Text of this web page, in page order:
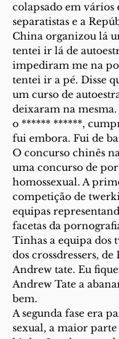
colapsado em vários
separatistas e a
China organizou lá
tentei ir lá de
impediram me na
tentei ir a pé. Disse
um curso de
deixaram na
o ****** ******,
fui embora. Fui de
O concurso chinês
uma concurso de
homossexual. A
competição de
equipas
facetas da
Tinhas a equipa dos
dos crossdressers, de
Andrew tate. Eu
Andrew Tate a
bem.
A segunda fase era
sexual, a maior